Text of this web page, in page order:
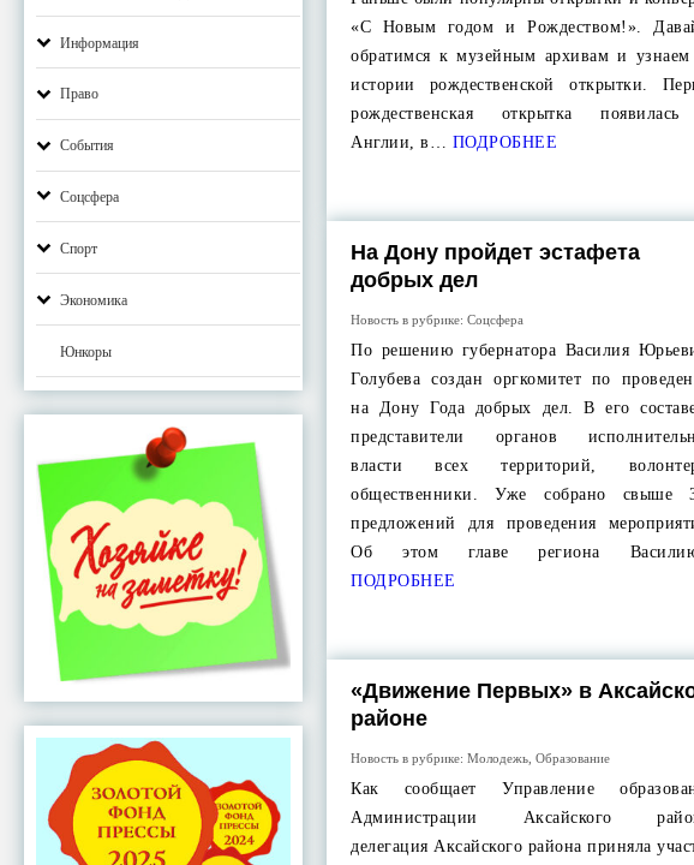
Информация
Право
События
Соцсфера
Спорт
Экономика
Юнкоры
«С Новым годом и Рождеством!».
обратимся к музейным архивам и узнаем
истории рождественской открытки.
рождественская открытка
Англии, в… ПОДРОБНЕЕ
На Дону пройдет эстафета
добрых дел
Новость в рубрике:Соцсфера
По решению губернатора Василия
Голубева создан оргкомитет по
на Дону Года добрых дел. В его
представители органов
власти всех территорий,
общественники. Уже собрано свыше
предложений для проведения
Об этом главе региона
ПОДРОБНЕЕ
«Движение Первых» в
районе
Новость в рубрике:Молодежь ,Образование
Как сообщает Управление
Администрации Аксайского
делегация Аксайского района приняла